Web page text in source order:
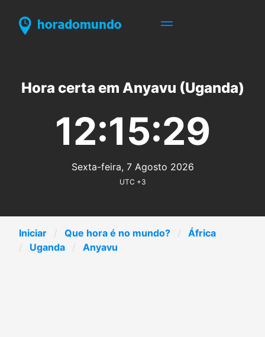
Hora certa em Anyavu (Uganda)
12:15:29
Sexta-feira, 7 Agosto 2026
UTC +3
Iniciar Que hora é no mundo?
África
Uganda
Anyavu